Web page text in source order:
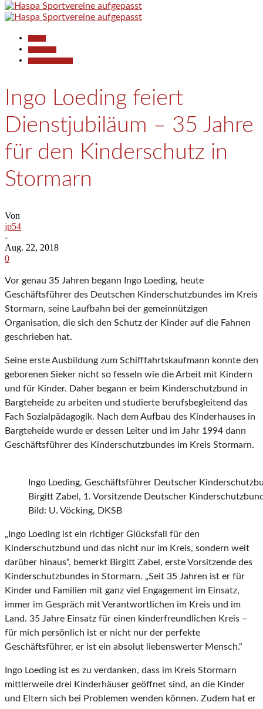
Ingo Loeding feiert
Dienstjubiläum – 35 Jahre
für den Kinderschutz in
Stormarn
Von
jp54
-
Aug. 22, 2018
0
Vor genau 35 Jahren begann Ingo Loeding, heute
Geschäftsführer des Deutschen Kinderschutzbundes im Kreis
Stormarn, seine Laufbahn bei der gemeinnützigen
Organisation, die sich den Schutz der Kinder auf die Fahnen
geschrieben hat.
Seine erste Ausbildung zum Schifffahrtskaufmann konnte den
geborenen Sieker nicht so fesseln wie die Arbeit mit Kindern
und für Kinder. Daher begann er beim Kinderschutzbund in
Bargteheide zu arbeiten und studierte berufsbegleitend das
Fach Sozialpädagogik. Nach dem Aufbau des Kinderhauses in
Bargteheide wurde er dessen Leiter und im Jahr 1994 dann
Geschäftsführer des Kinderschutzbundes im Kreis Stormarn.
Ingo Loeding, Geschäftsführer Deutscher
Birgitt Zabel, 1. Vorsitzende Deutscher
Bild: U. Vöcking, DKSB
„Ingo Loeding ist ein richtiger Glücksfall für den
Kinderschutzbund und das nicht nur im Kreis, sondern weit
darüber hinaus“, bemerkt Birgitt Zabel, erste Vorsitzende des
Kinderschutzbundes in Stormarn. „Seit 35 Jahren ist er für
Kinder und Familien mit ganz viel Engagement im Einsatz,
immer im Gespräch mit Verantwortlichen im Kreis und im
Land. 35 Jahre Einsatz für einen kinderfreundlichen Kreis –
für mich persönlich ist er nicht nur der perfekte
Geschäftsführer, er ist ein absolut liebenswerter Mensch.“
Ingo Loeding ist es zu verdanken, dass im Kreis Stormarn
mittlerweile drei Kinderhäuser geöffnet sind, an die Kinder
und Eltern sich bei Problemen wenden können. Zudem hat er